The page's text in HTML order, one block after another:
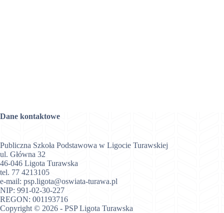
Dane kontaktowe
Publiczna Szkoła Podstawowa w Ligocie Turawskiej
ul. Główna 32
46-046 Ligota Turawska
tel. 77 4213105
e-mail: psp.ligota@oswiata-turawa.pl
NIP: 991-02-30-227
REGON: 001193716
Copyright © 2026 - PSP Ligota Turawska